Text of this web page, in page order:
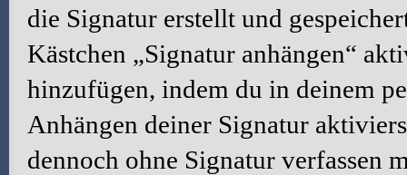
die Signatur erstellt und
Kästchen „Signatur anhängen“
hinzufügen, indem du in deinem
Anhängen deiner Signatur
dennoch ohne Signatur verfassen